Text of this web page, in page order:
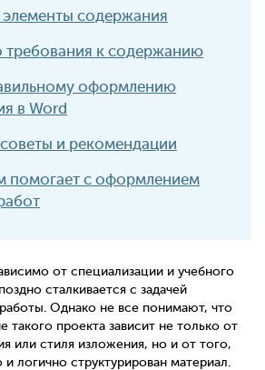
содержания
требования к содержанию
оформлению
в Word
и рекомендации
помогает с оформлением
от специализации и учебного
сталкивается с задачей
Однако не все понимают, что
такого проекта зависит не только от
или стиля изложения, но и от того,
и логично структурирован материал.